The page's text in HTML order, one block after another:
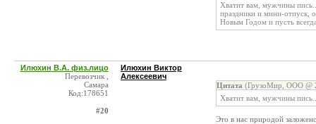
Хватит вам, мужчины
праздники и мини-отпуск,
Новым Годом и пусть
Илюхин В.А. физ.лицо
Перевозчик ,
Самара
Код:178651
#20
Илюхин Виктор
Алексеевич
Цитата (ГрузоМир, ООО @
Хватит вам, мужчины
Это в нас природой